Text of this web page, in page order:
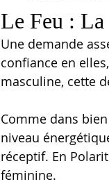
Le Feu : La
Une demande
confiance en
masculine, cette
Comme dans
niveau
réceptif. En
féminine.